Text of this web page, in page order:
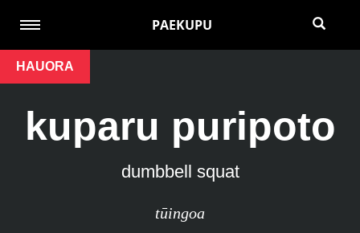
PAEKUPU
HAUORA
kuparu puripoto
dumbbell squat
tūingoa